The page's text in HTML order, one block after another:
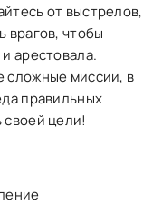
от выстрелов,
врагов, чтобы
арестовала.
сложные миссии, в
правильных
своей цели!